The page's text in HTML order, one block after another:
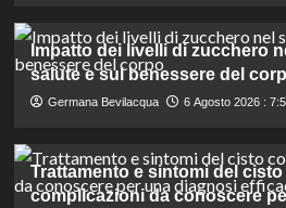
Impatto dei livelli di zucchero
salute e sul benessere del
Germana Bevilacqua 6 Agosto 2026 :
Trattamento e sintomi del
complicazioni da conoscere